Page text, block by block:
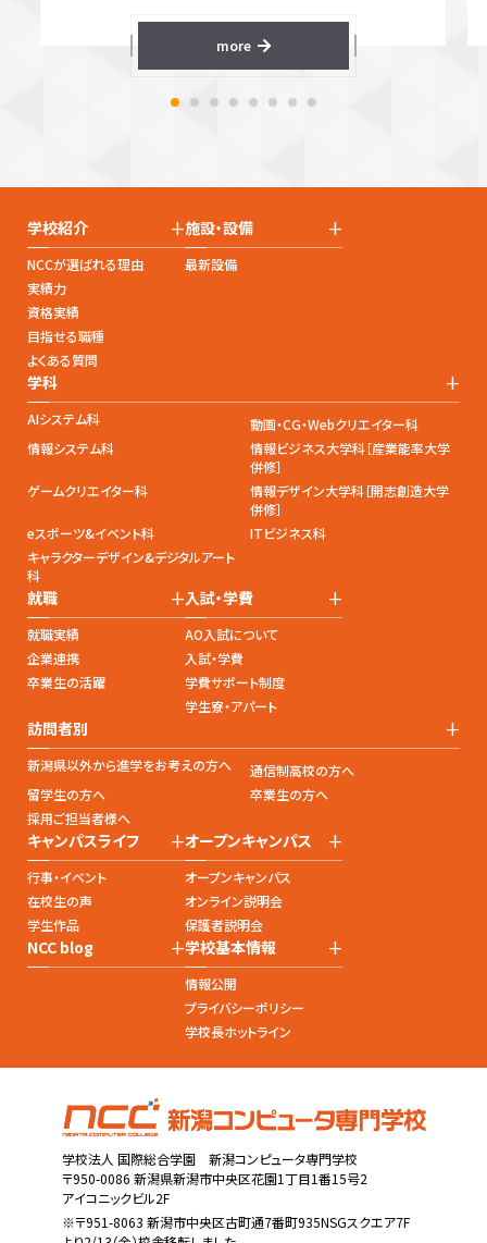
more
学校紹介 +
NCCが選ばれる理由
実績力
資格実績
目指せる職種
よくある質問
施設・設備 +
最新設備
学科 +
AIシステム科
動画・CG・Webクリエイター科
情報システム科
情報ビジネス大学科［産業能率大学
併修］
ゲームクリエイター科
情報デザイン大学科［開志創造大学
併修］
eスポーツ&イベント科
ITビジネス科
キャラクターデザイン&デジタルアート
科
就職 +
就職実績
企業連携
卒業生の活躍
入試・学費 +
AO入試について
入試・学費
学費サポート制度
学生寮・アパート
訪問者別 +
新潟県以外から進学をお考えの方へ
通信制高校の方へ
留学生の方へ
卒業生の方へ
採用ご担当者様へ
キャンパスライフ +
行事・イベント
在校生の声
学生作品
オープンキャンパス +
オープンキャンパス
オンライン説明会
保護者説明会
NCC blog +学校基本情報 +
情報公開
プライバシーポリシー
学校長ホットライン
学校法人 国際総合学園 新潟コンピュータ専門学校
〒950-0086 新潟県新潟市中央区花園1丁目1番15号2
アイコニックビル2F
※〒951-8063 新潟市中央区古町通7番町935NSGスクエア7F